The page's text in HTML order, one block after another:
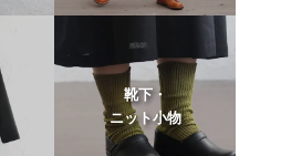
靴下・
ニット小物